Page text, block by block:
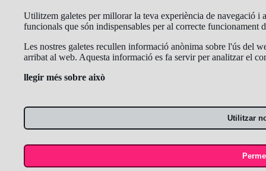
Utilitzem galetes per millorar la teva experiència de navegació i
funcionals que són indispensables per al correcte funcionament
Les nostres galetes recullen informació anònima sobre l'ús del
arribat al web. Aquesta informació es fa servir per analitzar el
llegir més sobre això
Utilitzar